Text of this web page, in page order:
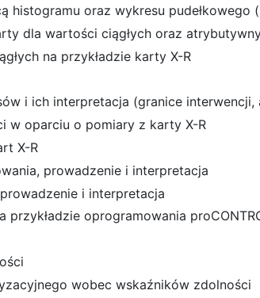
histogramu oraz wykresu pudełkowego
dla wartości ciągłych oraz
na przykładzie karty X-R
i ich interpretacja (granice interwencji,
w oparciu o pomiary z karty X-R
X-R
prowadzenie i interpretacja
i interpretacja
przykładzie oprogramowania
wobec wskaźników zdolności